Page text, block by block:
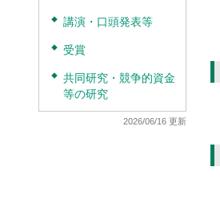
◆ 講演・口頭発表等
◆ 受賞
◆
共同研究・競争的資金
等の研究
2026/06/16 更新